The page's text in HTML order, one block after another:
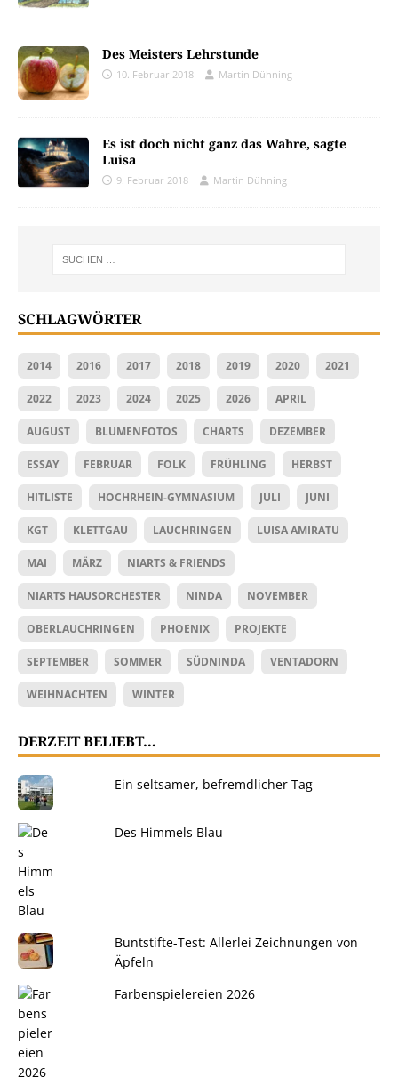
Des Meisters Lehrstunde
10. Februar 2018 Martin Dühning
Es ist doch nicht ganz das Wahre, sagte
Luisa
9. Februar 2018 Martin Dühning
SCHLAGWÖRTER
2014 2016 2017 2018 2019 2020 2021
2022 2023 2024 2025 2026 APRIL
AUGUST BLUMENFOTOS CHARTS DEZEMBER
ESSAY FEBRUAR FOLK FRÜHLING HERBST
HITLISTE HOCHRHEIN-GYMNASIUM JULI JUNI
KGT KLETTGAU LAUCHRINGEN LUISA AMIRATU
MAI MÄRZ NIARTS & FRIENDS
NIARTS HAUSORCHESTER NINDA NOVEMBER
OBERLAUCHRINGEN PHOENIX PROJEKTE
SEPTEMBER SOMMER SÜDNINDA VENTADORN
WEIHNACHTEN WINTER
DERZEIT BELIEBT…
Ein seltsamer, befremdlicher Tag
Des Himmels Blau
Buntstifte-Test: Allerlei Zeichnungen von
Äpfeln
Farbenspielereien 2026